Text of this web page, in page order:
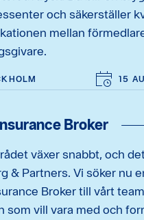
och säkerställer
mellan
15
Broker
växer snabbt, och
& Partners. Vi söker nu
Broker till vårt
som vill vara med och